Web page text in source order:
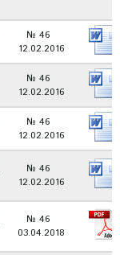
№ 46
12.02.2016
№ 46
12.02.2016
№ 46
12.02.2016
№ 46
12.02.2016
№ 46
03.04.2018